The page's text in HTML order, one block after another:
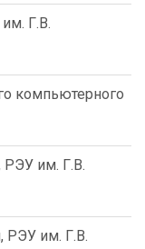
Г.В.
компьютерного
РЭУ им. Г.В.
РЭУ им. Г.В.